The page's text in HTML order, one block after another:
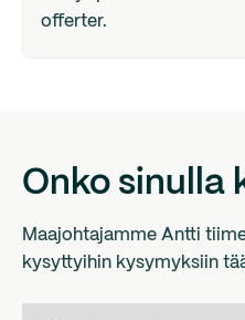
offerter.
Onko sinulla
Maajohtajamme Antti
kysyttyihin kysymyksiin